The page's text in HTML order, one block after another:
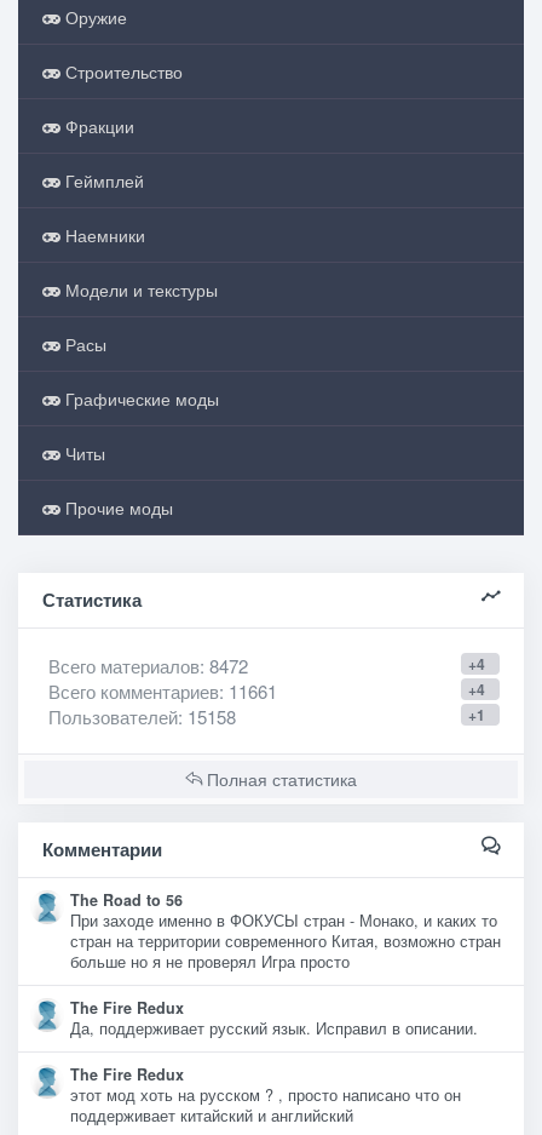
Оружие
Строительство
Фракции
Геймплей
Наемники
Модели и текстуры
Расы
Графические моды
Читы
Прочие моды
Статистика
+4
Всего материалов: 8472
+4
Всего комментариев: 11661
+1
Пользователей: 15158
Полная статистика
Комментарии
The Road to 56
При заходе именно в ФОКУСЫ стран - Монако, и каких то
стран на территории современного Китая, возможно стран
больше но я не проверял Игра просто
The Fire Redux
Да, поддерживает русский язык. Исправил в описании.
The Fire Redux
этот мод хоть на русском ? , просто написано что он
поддерживает китайский и английский